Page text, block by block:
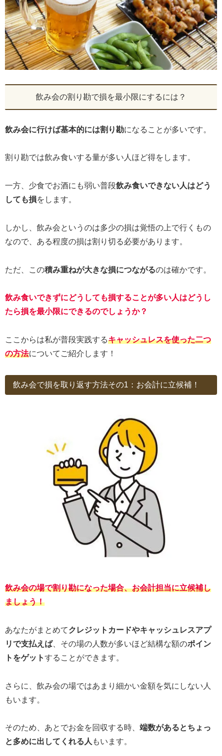
飲み会の割り勘で損を最小限にするには？
飲み会に行けば基本的には割り勘になることが多いです。
割り勘では飲み食いする量が多い人ほど得をします。
一方、少食でお酒にも弱い普段飲み食いできない人はどう
しても損をします。
しかし、飲み会というのは多少の損は覚悟の上で行くもの
なので、ある程度の損は割り切る必要があります。
ただ、この積み重ねが大きな損につながるのは確かです。
飲み食いできずにどうしても損することが多い人はどうし
たら損を最小限にできるのでしょうか？
ここからは私が普段実践するキャッシュレスを使った二つ
の方法についてご紹介します！
飲み会で損を取り返す方法その1：お会計に立候補！
飲み会の場で割り勘になった場合、お会計担当に立候補し
ましょう！
あなたがまとめてクレジットカードやキャッシュレスアプ
リで支払えば、その場の人数が多いほど結構な額のポイン
トをゲットすることができます。
さらに、飲み会の場ではあまり細かい金額を気にしない人
もいます。
そのため、あとでお金を回収する時、 端数があるとちょっ
と多めに出してくれる人 もいます。